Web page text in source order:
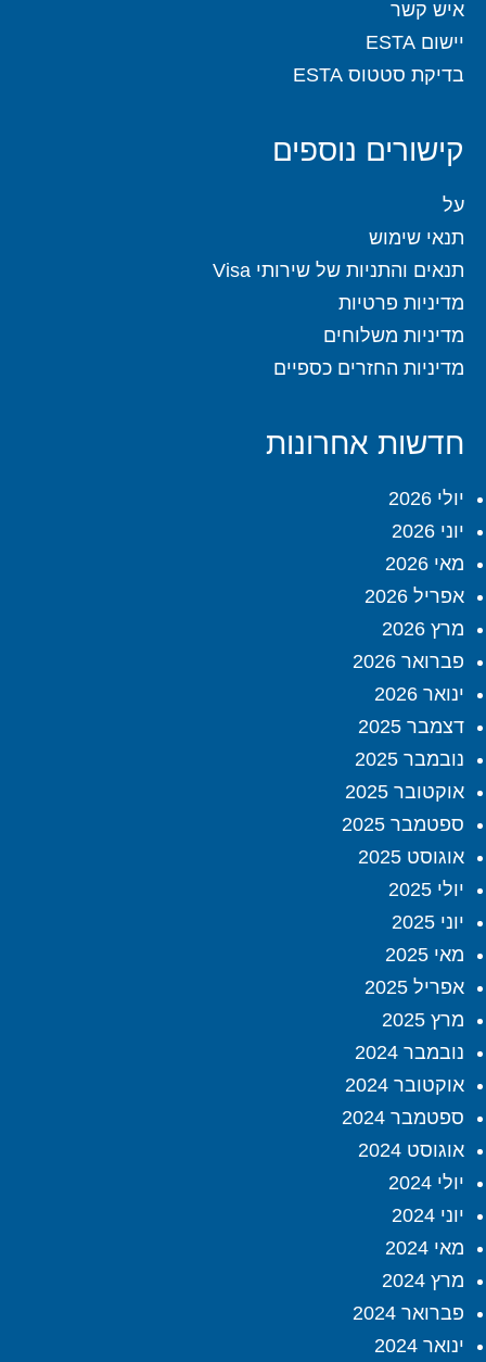
איש קשר
יישום ESTA
בדיקת סטטוס ESTA
קישורים נוספים
על
תנאי שימוש
תנאים והתניות של שירותי Visa
מדיניות פרטיות
מדיניות משלוחים
מדיניות החזרים כספיים
חדשות אחרונות
יולי 2026
יוני 2026
מאי 2026
אפריל 2026
מרץ 2026
פברואר 2026
ינואר 2026
דצמבר 2025
נובמבר 2025
אוקטובר 2025
ספטמבר 2025
אוגוסט 2025
יולי 2025
יוני 2025
מאי 2025
אפריל 2025
מרץ 2025
נובמבר 2024
אוקטובר 2024
ספטמבר 2024
אוגוסט 2024
יולי 2024
יוני 2024
מאי 2024
מרץ 2024
פברואר 2024
ינואר 2024